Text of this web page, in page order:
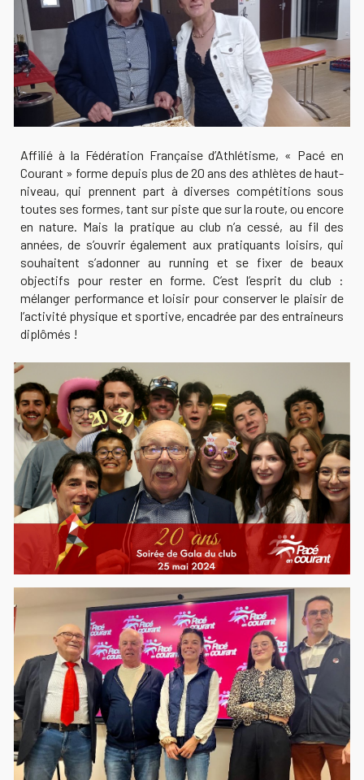
Affilié à la Fédération Française d’Athlétisme, « Pacé en
Courant » forme depuis plus de 20 ans des athlètes de haut-
niveau, qui prennent part à diverses compétitions sous
toutes ses formes, tant sur piste que sur la route, ou encore
en nature. Mais la pratique au club n’a cessé, au fil des
années, de s’ouvrir également aux pratiquants loisirs, qui
souhaitent s’adonner au running et se fixer de beaux
objectifs pour rester en forme. C’est l’esprit du club :
mélanger performance et loisir pour conserver le plaisir de
l’activité physique et sportive, encadrée par des entraineurs
diplômés !